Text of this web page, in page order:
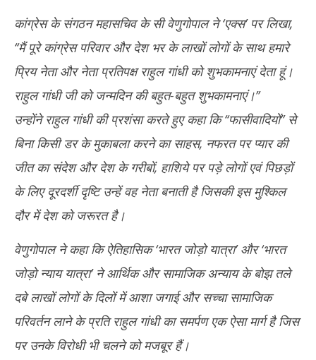
कांग्रेस के संगठन महासचिव के सी वेणुगोपाल ने ‘एक्स’ पर लिखा,
‘‘मैं पूरे कांग्रेस परिवार और देश भर के लाखों लोगों के साथ हमारे
प्रिय नेता और नेता प्रतिपक्ष राहुल गांधी को शुभकामनाएं देता हूं।
राहुल गांधी जी को जन्मदिन की बहुत-बहुत शुभकामनाएं।’’
उन्होंने राहुल गांधी की प्रशंसा करते हुए कहा कि ‘‘फासीवादियों’’ से
बिना किसी डर के मुकाबला करने का साहस, नफरत पर प्यार की
जीत का संदेश और देश के गरीबों, हाशिये पर पड़े लोगों एवं पिछड़ों
के लिए दूरदर्शी दृष्टि उन्हें वह नेता बनाती है जिसकी इस मुश्किल
दौर में देश को जरूरत है।
वेणुगोपाल ने कहा कि ऐतिहासिक ‘भारत जोड़ो यात्रा’ और ‘भारत
जोड़ो न्याय यात्रा’ ने आर्थिक और सामाजिक अन्याय के बोझ तले
दबे लाखों लोगों के दिलों में आशा जगाई और सच्चा सामाजिक
परिवर्तन लाने के प्रति राहुल गांधी का समर्पण एक ऐसा मार्ग है जिस
पर उनके विरोधी भी चलने को मजबूर हैं।